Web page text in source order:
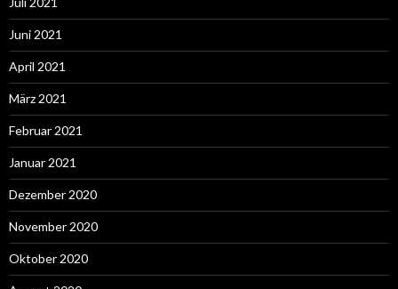
Juni 2021
April 2021
März 2021
Februar 2021
Januar 2021
Dezember 2020
November 2020
Oktober 2020